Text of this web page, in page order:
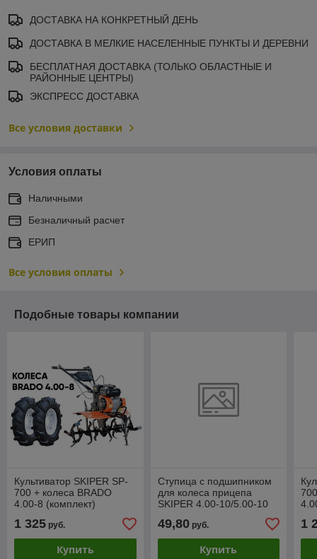
ДОСТАВКА НА КОНКРЕТНЫЙ ДЕНЬ
ДОСТАВКА В МЕЛКИЕ НАСЕЛЕННЫЕ ПУНКТЫ И ДЕРЕВНИ
БЕСПЛАТНАЯ ДОСТАВКА (ТОЛЬКО ОБЛАСТНЫЕ И
РАЙОННЫЕ ЦЕНТРЫ)
ЭКСПРЕСС ДОСТАВКА
Все условия доставки
Условия оплаты
Наличными
Безналичный расчет
ЕРИП
Все условия оплаты
Подобные товары компании
Культиватор SKIPER SP-
700 + колеса BRADO
4.00-8 (комплект)
1 325 руб.
Купить
Ступица с подшипником
для колеса прицепа
SKIPER 4.00-10/5.00-10
49,80руб.
Купить
1